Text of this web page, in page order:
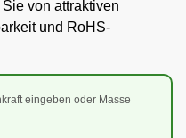
von attraktiven
und RoHS-
eingeben oder Masse